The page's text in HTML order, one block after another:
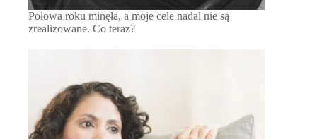
Połowa roku minęła, a moje cele nadal nie są
zrealizowane. Co teraz?